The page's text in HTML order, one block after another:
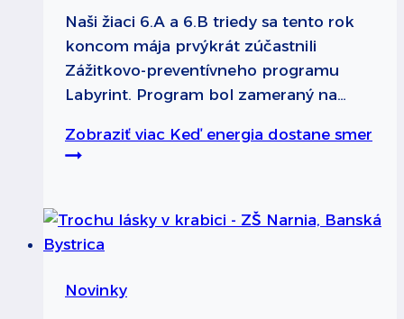
Naši žiaci 6.A a 6.B triedy sa tento rok
koncom mája prvýkrát zúčastnili
Zážitkovo-preventívneho programu
Labyrint. Program bol zameraný na…
Zobraziť viac Keď energia dostane smer
Novinky